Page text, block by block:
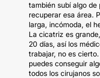
también subí algo de
recuperar esa área.
larga, incómoda, el
La cicatriz es
20 días, así los
trabajar, no es
puedes conseguir
todos los cirujanos